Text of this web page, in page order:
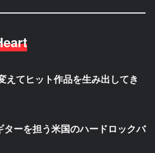
えてヒット作品を生み出してき
ーを担う米国のハードロックバ